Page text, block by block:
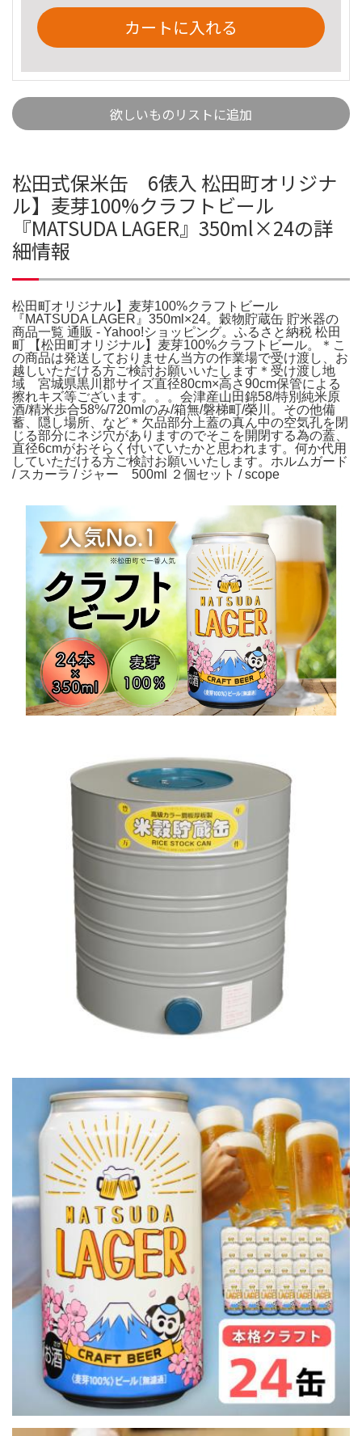
カートに入れる
欲しいものリストに追加
松田式保米缶 6俵入 松田町オリジナ
ル】麦芽100%クラフトビール
『MATSUDA LAGER』350ml×24の詳
細情報
松田町オリジナル】麦芽100%クラフトビール
『MATSUDA LAGER』350ml×24。穀物貯蔵缶 貯米器の
商品一覧 通販 - Yahoo!ショッピング。ふるさと納税 松田
町 【松田町オリジナル】麦芽100%クラフトビール。＊こ
の商品は発送しておりません当方の作業場で受け渡し、お
越しいただける方ご検討お願いいたします＊受け渡し地
域 宮城県黒川郡サイズ直径80cm×高さ90cm保管による
擦れキズ等ございます。。。会津産山田錦58/特別純米原
酒/精米歩合58%/720mlのみ/箱無/磐梯町/榮川。その他備
蓄、隠し場所、など＊欠品部分上蓋の真ん中の空気孔を閉
じる部分にネジ穴がありますのでそこを開閉する為の蓋、
直径6cmがおそらく付いていたかと思われます。何か代用
していただける方ご検討お願いいたします。ホルムガード
/ スカーラ / ジャー 500ml ２個セット / scope